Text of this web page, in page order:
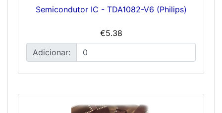
Semicondutor IC - TDA1082-V6 (Philips)
€5.38
Adicionar: